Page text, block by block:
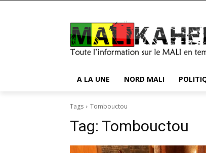
A LA UNE NORD MALI
Tags Tombouctou
Tag: Tombouctou